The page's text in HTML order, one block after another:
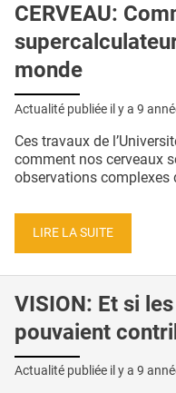
CRÉDITS
CERVEAU:
monde
Actualité publiée il y a 9
Ces travaux de
comment nos cerveaux
observations complexes
LIRE LA SUITE
VISION: Et si
pouvaient
Actualité publiée il y a 9